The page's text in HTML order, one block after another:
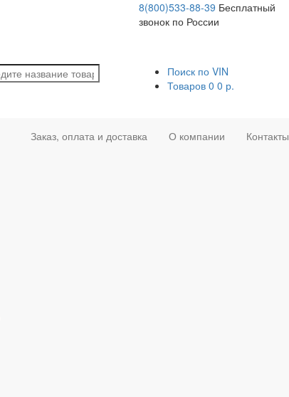
8(800)533-88-39 Бесплатный
звонок по России
Поиск по VIN
Товаров 0 0 р.
Заказ, оплата и доставка О компании Контакты